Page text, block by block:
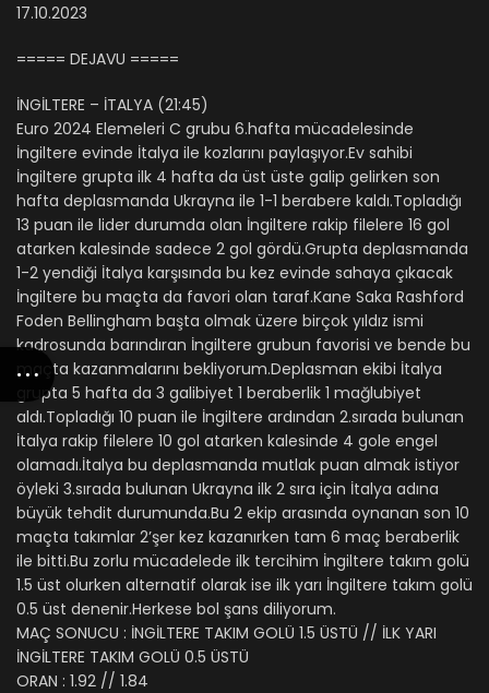
17.10.2023
===== DEJAVU =====
İNGİLTERE – İTALYA (21:45)
Euro 2024 Elemeleri C grubu 6.hafta mücadelesinde
İngiltere evinde İtalya ile kozlarını paylaşıyor.Ev sahibi
İngiltere grupta ilk 4 hafta da üst üste galip gelirken son
hafta deplasmanda Ukrayna ile 1-1 berabere kaldı.Topladığı
13 puan ile lider durumda olan İngiltere rakip filelere 16 gol
atarken kalesinde sadece 2 gol gördü.Grupta deplasmanda
1-2 yendiği İtalya karşısında bu kez evinde sahaya çıkacak
İngiltere bu maçta da favori olan taraf.Kane Saka Rashford
Foden Bellingham başta olmak üzere birçok yıldız ismi
kadrosunda barındıran İngiltere grubun favorisi ve bende bu
maçta kazanmalarını bekliyorum.Deplasman ekibi İtalya
grupta 5 hafta da 3 galibiyet 1 beraberlik 1 mağlubiyet
aldı.Topladığı 10 puan ile İngiltere ardından 2.sırada bulunan
İtalya rakip filelere 10 gol atarken kalesinde 4 gole engel
olamadı.İtalya bu deplasmanda mutlak puan almak istiyor
öyleki 3.sırada bulunan Ukrayna ilk 2 sıra için İtalya adına
büyük tehdit durumunda.Bu 2 ekip arasında oynanan son 10
maçta takımlar 2’şer kez kazanırken tam 6 maç beraberlik
ile bitti.Bu zorlu mücadelede ilk tercihim İngiltere takım golü
1.5 üst olurken alternatif olarak ise ilk yarı İngiltere takım golü
0.5 üst denenir.Herkese bol şans diliyorum.
MAÇ SONUCU : İNGİLTERE TAKIM GOLÜ 1.5 ÜSTÜ // İLK YARI
İNGİLTERE TAKIM GOLÜ 0.5 ÜSTÜ
ORAN : 1.92 // 1.84